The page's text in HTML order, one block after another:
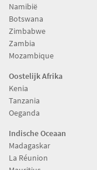
Namibië
Botswana
Zimbabwe
Zambia
Mozambique
Oostelijk Afrika
Kenia
Tanzania
Oeganda
Indische Oceaan
Madagaskar
La Réunion